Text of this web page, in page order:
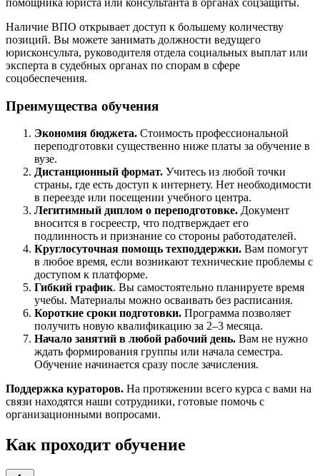
помощника юриста или консультанта в органах соцзащиты.
Наличие ВПО открывает доступ к большему количеству
позиций. Вы можете занимать должности ведущего
юрисконсульта, руководителя отдела социальных выплат или
эксперта в судебных органах по спорам в сфере
соцобеспечения.
Преимущества обучения
Экономия бюджета. Стоимость профессиональной
переподготовки существенно ниже платы за обучение в
вузе.
Дистанционный формат. Учитесь из любой точки
страны, где есть доступ к интернету. Нет необходимости
в переезде или посещении учебного центра.
Легитимный диплом о переподготовке. Документ
вносится в госреестр, что подтверждает его
подлинность и признание со стороны работодателей.
Круглосуточная помощь техподдержки. Вам помогут
в любое время, если возникают технические проблемы с
доступом к платформе.
Гибкий график. Вы самостоятельно планируете время
учебы. Материалы можно осваивать без расписания.
Короткие сроки подготовки. Программа позволяет
получить новую квалификацию за 2–3 месяца.
Начало занятий в любой рабочий день. Вам не нужно
ждать формирования группы или начала семестра.
Обучение начинается сразу после зачисления.
Поддержка кураторов. На протяжении всего курса с вами на
связи находятся наши сотрудники, готовые помочь с
организационными вопросами.
Как проходит обучение